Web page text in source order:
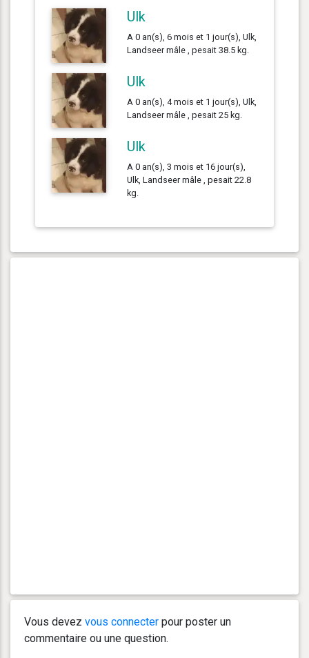
Ulk
A 0 an(s), 6 mois et 1 jour(s), Ulk,
Landseer mâle , pesait 38.5 kg.
Ulk
A 0 an(s), 4 mois et 1 jour(s), Ulk,
Landseer mâle , pesait 25 kg.
Ulk
A 0 an(s), 3 mois et 16 jour(s),
Ulk, Landseer mâle , pesait 22.8
kg.
Vous devez vous connecter pour poster un
commentaire ou une question.